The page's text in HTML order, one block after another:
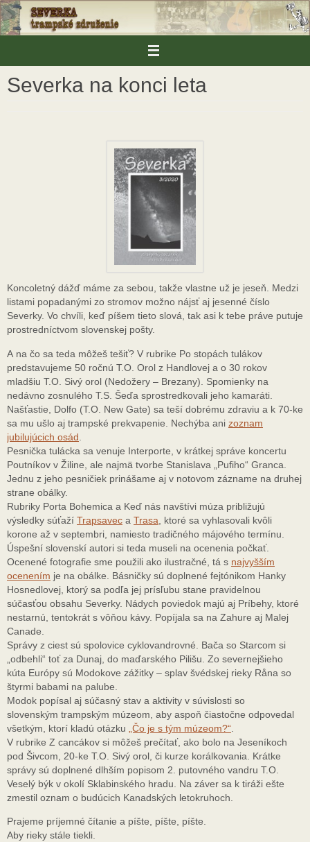
Skip
to
content
Severka na konci leta
Koncoletný dážď máme za sebou, takže vlastne už je jeseň. Medzi
listami popadanými zo stromov možno nájsť aj jesenné číslo
Severky. Vo chvíli, keď píšem tieto slová, tak asi k tebe práve putuje
prostredníctvom slovenskej pošty.
A na čo sa teda môžeš tešiť? V rubrike Po stopách tulákov
predstavujeme 50 ročnú T.O. Orol z Handlovej a o 30 rokov
mladšiu T.O. Sivý orol (Nedožery – Brezany). Spomienky na
nedávno zosnulého T.S. Šeďa sprostredkovali jeho kamaráti.
Našťastie, Dolfo (T.O. New Gate) sa teší dobrému zdraviu a k 70-ke
sa mu ušlo aj trampské prekvapenie. Nechýba ani zoznam
jubilujúcich osád
Pesnička tulácka sa venuje Interporte, v krátkej správe koncertu
Poutníkov v Žiline, ale najmä tvorbe Stanislava „Pufiho“ Granca.
Jednu z jeho pesničiek prinášame aj v notovom zázname na druhej
strane obálky.
Rubriky Porta Bohemica a Keď nás navštívi múza približujú
výsledky súťaží Trapsavec a Trasa , ktoré sa vyhlasovali kvôli
korone až v septembri, namiesto tradičného májového termínu.
Úspešní slovenskí autori si teda museli na ocenenia počkať.
Ocenené fotografie sme použili ako ilustračné, tá s najvyšším
ocenením je na obálke. Básničky sú doplnené fejtónikom Hanky
Hosnedlovej, ktorý sa podľa jej prísľubu stane pravidelnou
súčasťou obsahu Severky. Nádych poviedok majú aj Príbehy, ktoré
nestarnú, tentokrát s vôňou kávy. Popíjala sa na Zahure aj Malej
Canade.
Správy z ciest sú spolovice cyklovandrovné. Bača so Starcom si
„odbehli“ toť za Dunaj, do maďarského Pilišu. Zo severnejšieho
kúta Európy sú Modokove zážitky – splav švédskej rieky Råna so
štyrmi babami na palube.
Modok popísal aj súčasný stav a aktivity v súvislosti so
slovenským trampským múzeom, aby aspoň čiastočne odpovedal
všetkým, ktorí kladú otázku
„Čo je s tým múzeom?“
V rubrike Z cancákov si môžeš prečítať, ako bolo na Jeseníkoch
pod Šivcom, 20-ke T.O. Sivý orol, či kurze korálkovania. Krátke
správy sú doplnené dlhším popisom 2. putovného vandru T.O.
Veselý býk v okolí Sklabinského hradu. Na záver sa k tiráži ešte
zmestil oznam o budúcich Kanadských letokruhoch.
Prajeme príjemné čítanie a píšte, píšte, píšte.
Aby rieky stále tiekli.